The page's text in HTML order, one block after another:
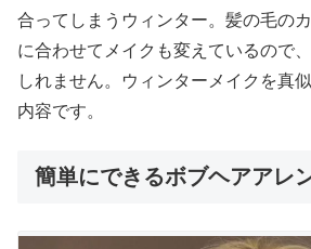
合ってしまうウィンター。髪の毛の
に合わせてメイクも変えているので
しれません。ウィンターメイクを真
内容です。
簡単にできるボブヘアアレ